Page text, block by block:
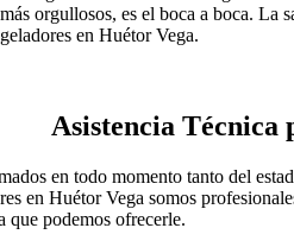
orgullosos, es el boca a boca.
en Huétor Vega.
Asistencia Técnica
en todo momento tanto del
en Huétor Vega somos
que podemos ofrecerle.